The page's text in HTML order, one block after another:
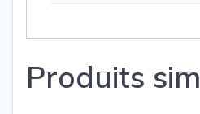
Produits